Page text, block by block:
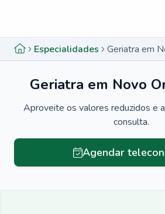
Especialidades
Geriatra em Novo
Aproveite os valores reduzidos e
consulta.
Agendar